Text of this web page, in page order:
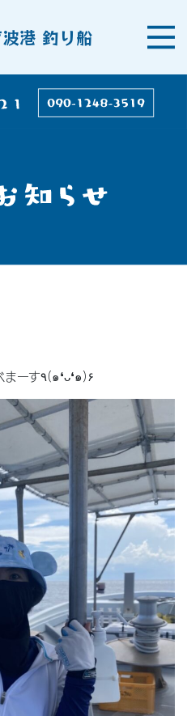
港 釣り船
船長！釣ったよ〜お造りで食べまーす٩(๑❛ᴗ❛๑)۶